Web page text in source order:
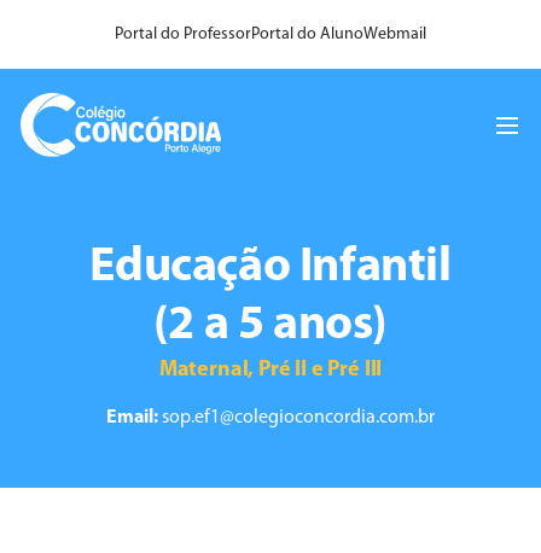
Portal do ProfessorPortal do AlunoWebmail
Educação Infantil
(2 a 5 anos)
Maternal, Pré II e Pré III
Email:sop.ef1@colegioconcordia.com.br